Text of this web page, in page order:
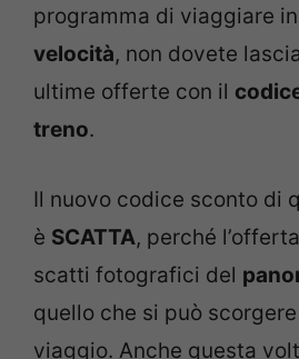
programma di viaggiare in
velocità, non dovete
ultime offerte con il
treno.
Il nuovo codice sconto di
è SCATTA, perché
scatti fotografici del
quello che si può
viaggio. Anche questa